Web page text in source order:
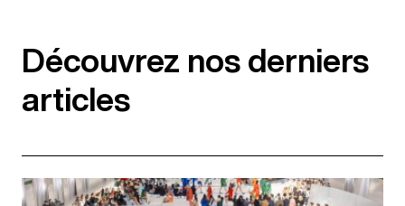
Découvrez nos derniers
articles